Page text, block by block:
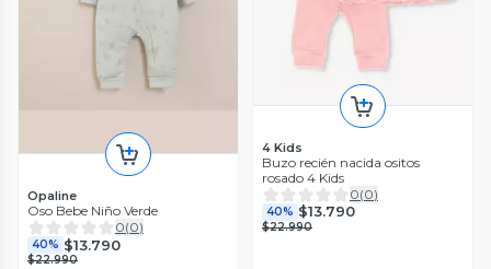
Opaline
Oso Bebe Niño Verde
0(0)
40% $13.790
$22.990
4 Kids
Buzo recién nacida ositos
rosado 4 Kids
0(0)
40% $13.790
$22.990